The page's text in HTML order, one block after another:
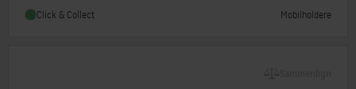
Click & Collect Mobilholdere